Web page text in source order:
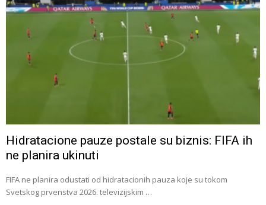
Hidratacione pauze postale su biznis: FIFA ih
ne planira ukinuti
FIFA ne planira odustati od hidratacionih pauza koje su tokom
Svetskog prvenstva 2026. televizijskim …